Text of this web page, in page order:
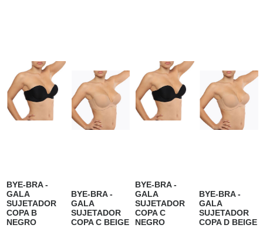
BYE-BRA -
GALA
SUJETADOR
COPA B
NEGRO
BYE-BRA -
GALA
SUJETADOR
COPA C BEIGE
BYE-BRA -
GALA
SUJETADOR
COPA C
NEGRO
BYE-BRA -
GALA
SUJETADOR
COPA D BEIGE